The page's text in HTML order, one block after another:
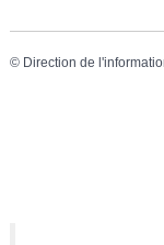
© Direction de